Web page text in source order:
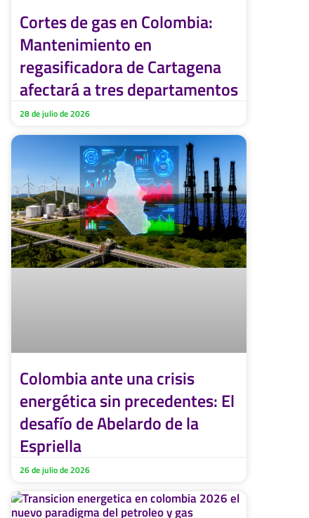
Cortes de gas en Colombia:
Mantenimiento en
regasificadora de Cartagena
afectará a tres departamentos
28 de julio de 2026
Colombia ante una crisis
energética sin precedentes: El
desafío de Abelardo de la
Espriella
26 de julio de 2026